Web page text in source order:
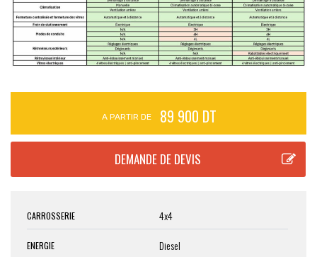
A PARTIR DE 89 900 DT
CARROSSERIE 4x4
ENERGIE Diesel